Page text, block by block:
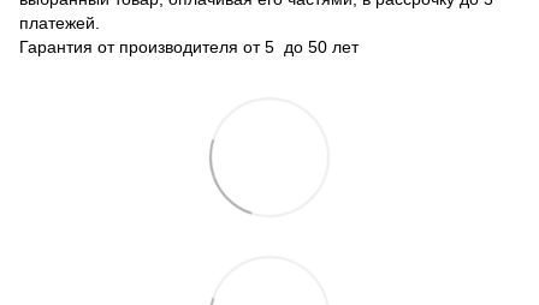
платежей.
Гарантия от производителя от 5 до 50 лет